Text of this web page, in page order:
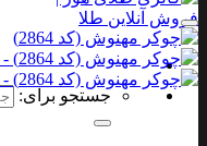
جستجو برای:
افزودن به علاقه مندی ها